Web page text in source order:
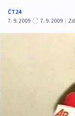
ČT24
7. 9. 2009
7. 9. 2009 |